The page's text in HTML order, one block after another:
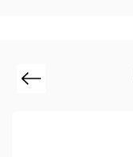
Previous